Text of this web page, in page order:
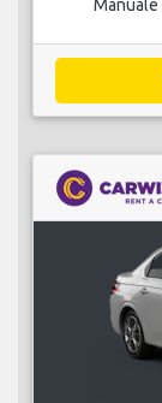
Manuale